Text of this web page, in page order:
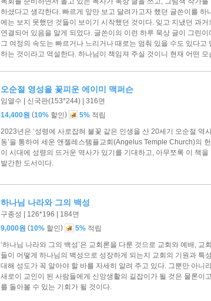
하셨다고 생각한다. 빠르게 앞만 보고 달려가고자 했던 글쓴이를
에는 보지 못했던 것들이 보이기 시작했던 것이다. 잊고 지냈던 과
연결되어 있음을 알게 되었다. 글쓴이의 이런 하루 묵상 글이 그린
그 여정의 속도는 빠르거나 느리거나 때로는 멈춰 있을 수도 있다
하는 것이라고 역설한다. 하나님이 책임져 주실 것이니 현재 어떤
오순절 영성을 꽃피운 에이미 맥퍼슨
임열수 | 신국판(153*244) | 316면
14,400원 (10% 할인) 5% 적립
2023년은 ‘성령에 사로잡혀 불꽃 같은 인생을 산 20세기 오순절
동’을 통하여 세운 앤젤레스템플교회(Angelus Temple Church)의
이 시대에 성령의 뜨거운 역사가 있기를 기대하고, 아무쪼록 이 책
발간한 도서이다.
하나님 나라와 그의 백성
구종성 | 126*196 | 184면
9,000원 (10% 할인) 5% 적립
‘하나님 나라와 그의 백성’은 교회론을 다룬 것으로 교회와 예배,
들이 어떻게 하나님의 백성으로 성장하게 되는지 교회의 기원과
대해 성도가 꼭 알아야 할 바를 자세히 알려 주고 있다. 그뿐만 아
새로이 교인이 된 사람들에게 신앙생활의 길잡이가 될 것은 물론이
를 돌아볼 수 있는 기회가 될 것이다.